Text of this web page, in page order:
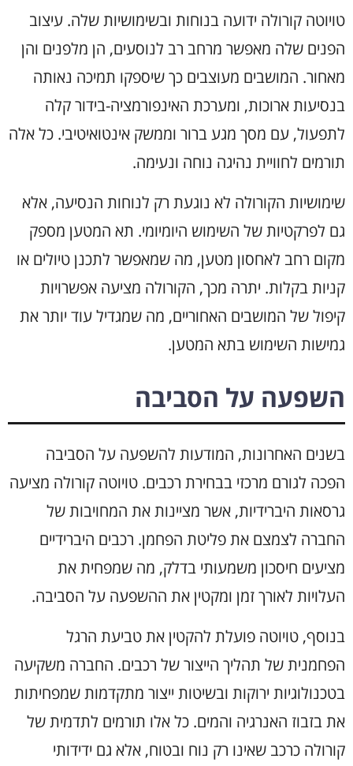
טויוטה קורולה ידועה בנוחות ובשימושיות שלה. עיצוב
הפנים שלה מאפשר מרחב רב לנוסעים, הן מלפנים והן
מאחור. המושבים מעוצבים כך שיספקו תמיכה נאותה
בנסיעות ארוכות, ומערכת האינפורמציה-בידור קלה
לתפעול, עם מסך מגע ברור וממשק אינטואיטיבי. כל אלה
תורמים לחוויית נהיגה נוחה ונעימה.
שימושיות הקורולה לא נוגעת רק לנוחות הנסיעה, אלא
גם לפרקטיות של השימוש היומיומי. תא המטען מספק
מקום רחב לאחסון מטען, מה שמאפשר לתכנן טיולים או
קניות בקלות. יתרה מכך, הקורולה מציעה אפשרויות
קיפול של המושבים האחוריים, מה שמגדיל עוד יותר את
גמישות השימוש בתא המטען.
השפעה על הסביבה
בשנים האחרונות, המודעות להשפעה על הסביבה
הפכה לגורם מרכזי בבחירת רכבים. טויוטה קורולה מציעה
גרסאות היברידיות, אשר מציינות את המחויבות של
החברה לצמצם את פליטת הפחמן. רכבים היברידיים
מציעים חיסכון משמעותי בדלק, מה שמפחית את
העלויות לאורך זמן ומקטין את ההשפעה על הסביבה.
בנוסף, טויוטה פועלת להקטין את טביעת הרגל
הפחמנית של תהליך הייצור של רכבים. החברה משקיעה
בטכנולוגיות ירוקות ובשיטות ייצור מתקדמות שמפחיתות
את בזבוז האנרגיה והמים. כל אלו תורמים לתדמית של
קורולה כרכב שאינו רק נוח ובטוח, אלא גם ידידותי